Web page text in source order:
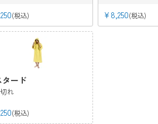
税込
¥ 8,250 税込
タード
れ
税込